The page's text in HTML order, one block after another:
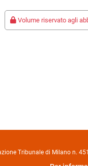
Volume riservato agli
Tribunale di Milano n.